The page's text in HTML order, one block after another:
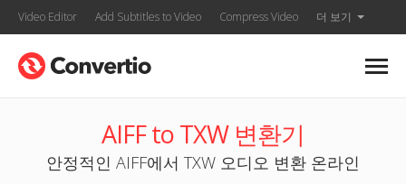
Video Editor Add Subtitles to Video Compress Video 더 보기
AIFF to TXW 변환기
안정적인 AIFF에서 TXW 오디오 변환 온라인